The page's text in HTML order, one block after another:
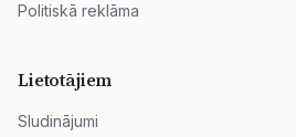
Politiskā reklāma
Lietotājiem
Sludinājumi